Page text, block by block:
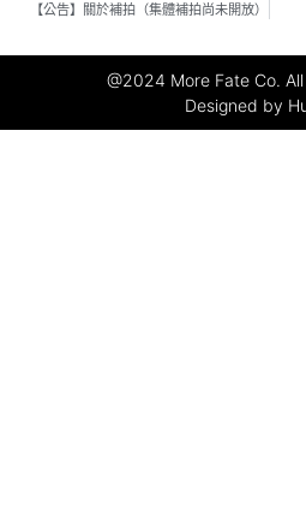
【公告】關於補拍（集體補拍尚未開放）
@2024 More Fate Co.
Designed by